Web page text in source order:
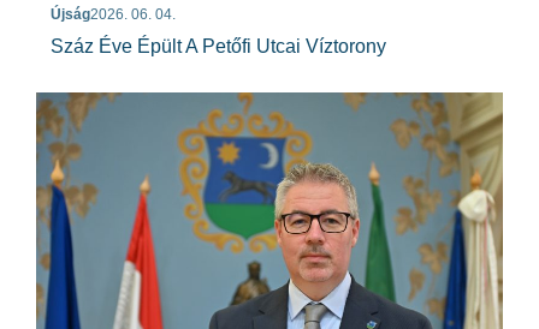
Újság2026. 06. 04.
Száz Éve Épült A Petőfi Utcai Víztorony